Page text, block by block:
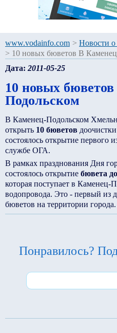
www.vodainfo.com > Новости о
> 10 новых бюветов В
Дата: 2011-05-25
10 новых
Подольском
В Каменец-Подольском
открыть 10 бюветов
состоялось открытие первого
службе ОГА.
В рамках празднования Дня
состоялось открытие бювета
которая поступает в Каменец-
водопровода. Это - первый из
бюветов на территории города.
Понравилось?